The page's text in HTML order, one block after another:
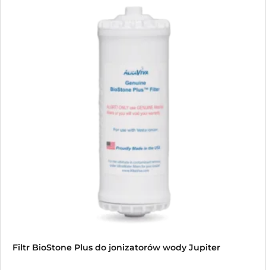
Filtr BioStone Plus do jonizatorów wody Jupiter